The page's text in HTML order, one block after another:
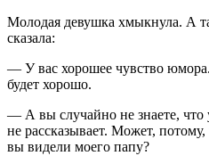
Молодая девушка хмыкнула. А
сказала:
— У вас хорошее чувство юмора.
будет хорошо.
— А вы случайно не знаете, что
не рассказывает. Может,
вы видели моего папу?